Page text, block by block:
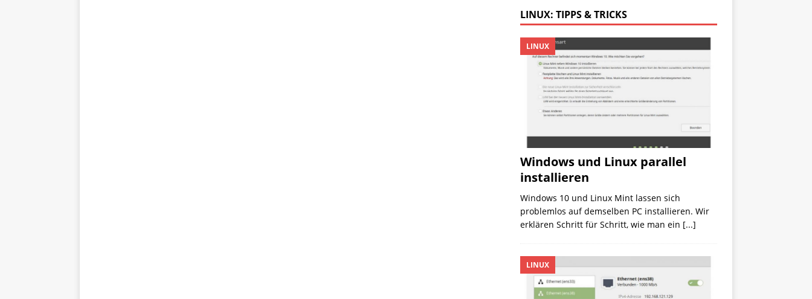
LINUX: TIPPS & TRICKS
Windows und Linux parallel
installieren
LINUX
Windows 10 und Linux Mint lassen sich
problemlos auf demselben PC installieren. Wir
erklären Schritt für Schritt, wie man ein [...]
LINUX